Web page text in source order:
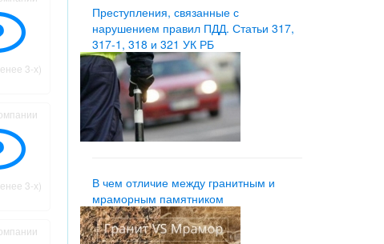
3-х)
3-х)
Преступления, связанные с
нарушением правил ПДД. Статьи 317,
317-1, 318 и 321 УК РБ
В чем отличие между гранитным и
мраморным памятником